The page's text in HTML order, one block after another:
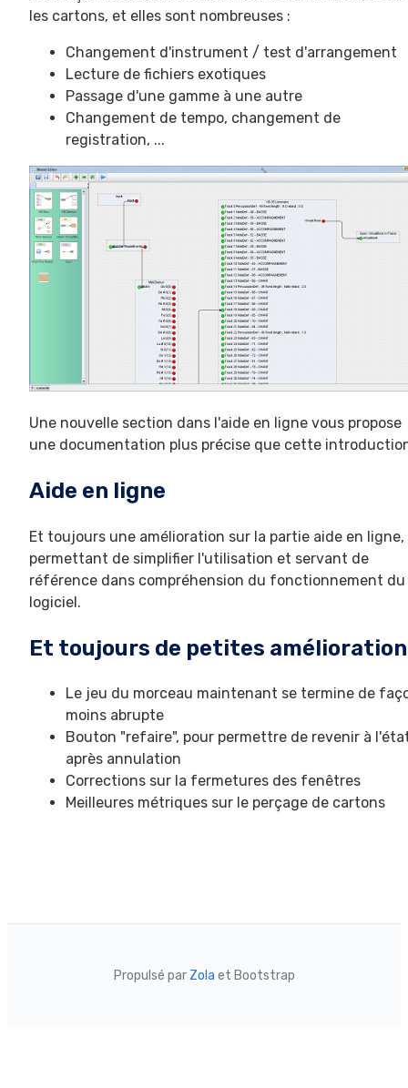
les cartons, et elles sont nombreuses :
Changement d'instrument / test d'arrangement
Lecture de fichiers exotiques
Passage d'une gamme à une autre
Changement de tempo, changement de
registration, ...
Une nouvelle section dans l'aide en ligne vous propose
une documentation plus précise que cette
Aide en ligne
Et toujours une amélioration sur la partie aide en ligne,
permettant de simplifier l'utilisation et servant de
référence dans compréhension du fonctionnement du
logiciel.
Et toujours de petites
Le jeu du morceau maintenant se termine de
moins abrupte
Bouton "refaire", pour permettre de revenir à
après annulation
Corrections sur la fermetures des fenêtres
Meilleures métriques sur le perçage de cartons
Propulsé par Zola et Bootstrap